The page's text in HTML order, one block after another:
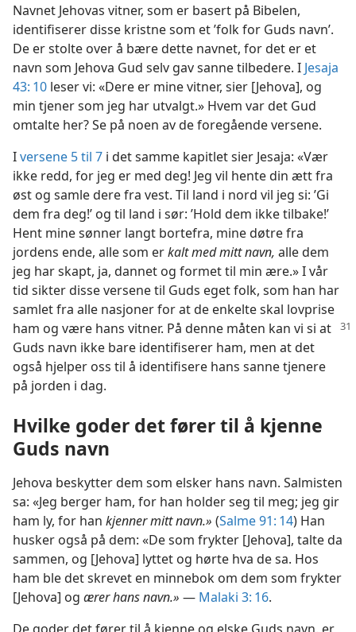
Navnet Jehovas vitner, som er basert på Bibelen,
identifiserer disse kristne som et ’folk for Guds navn’.
De er stolte over å bære dette navnet, for det er et
navn som Jehova Gud selv gav sanne tilbedere. I Jesaja
43: 10 leser vi: «Dere er mine vitner, sier [Jehova], og
min tjener som jeg har utvalgt.» Hvem var det Gud
omtalte her? Se på noen av de foregående versene.
Iversene 5 til 7 i det samme kapitlet sier Jesaja: «Vær
ikke redd, for jeg er med deg! Jeg vil hente din ætt fra
øst og samle dere fra vest. Til land i nord vil jeg si: ’Gi
dem fra deg!’ og til land i sør: ’Hold dem ikke tilbake!’
Hent mine sønner langt bortefra, mine døtre fra
jordens ende, alle som erkalt med mitt navn, alle dem
jeg har skapt, ja, dannet og formet til min ære.» I vår
tid sikter disse versene til Guds eget folk, som han har
samlet fra alle nasjoner for at de enkelte skal lovprise
ham og være hans vitner. På denne måten kan vi si at
Guds navn ikke bare identifiserer ham, men at det
også hjelper oss til å identifisere hans sanne tjenere
på jorden i dag.
Hvilke goder det fører til å kjenne
Guds navn
Jehova beskytter dem som elsker hans navn. Salmisten
sa: «Jeg berger ham, for han holder seg til meg; jeg gir
ham ly, for han kjenner mitt navn.» (Salme 91: 14) Han
husker også på dem: «De som frykter [Jehova], talte da
sammen, og [Jehova] lyttet og hørte hva de sa. Hos
ham ble det skrevet en minnebok om dem som frykter
[Jehova] og ærer hans navn.» — Malaki 3: 16.